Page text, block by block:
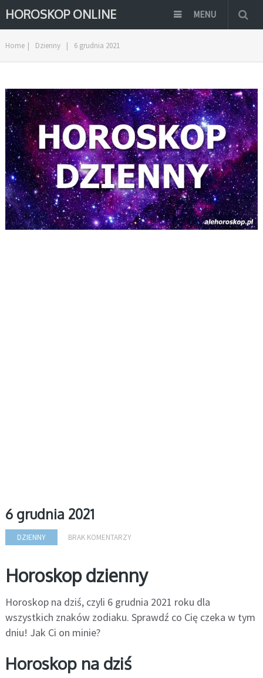
HOROSKOP ONLINE MENU
Home | Dzienny | 6 grudnia 2021
6 grudnia 2021
DZIENNY BRAK KOMENTARZY
Horoskop dzienny
Horoskop na dziś, czyli 6 grudnia 2021 roku dla
wszystkich znaków zodiaku. Sprawdź co Cię czeka w tym
dniu! Jak Ci on minie?
Horoskop na dziś